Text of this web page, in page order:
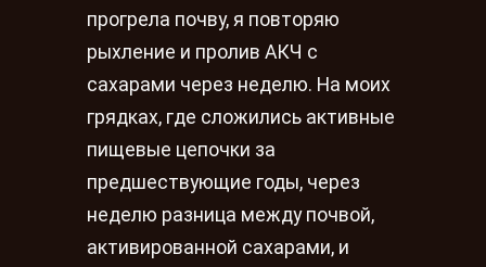
прогрела почву, я повторяю
рыхление и пролив АКЧ с
сахарами через неделю. На моих
грядках, где сложились активные
пищевые цепочки за
предшествующие годы, через
неделю разница между почвой,
активированной сахарами, и